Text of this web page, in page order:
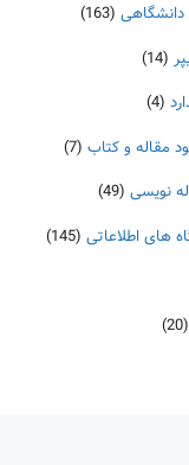
(163)
(14)
(4)
مقاله و کتاب (7)
نویسی (49)
های اطلاعاتی (145)
(20)